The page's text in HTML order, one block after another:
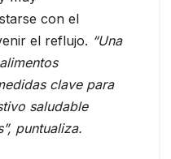
con el
el reflujo. “Una
clave para
saludable
puntualiza.